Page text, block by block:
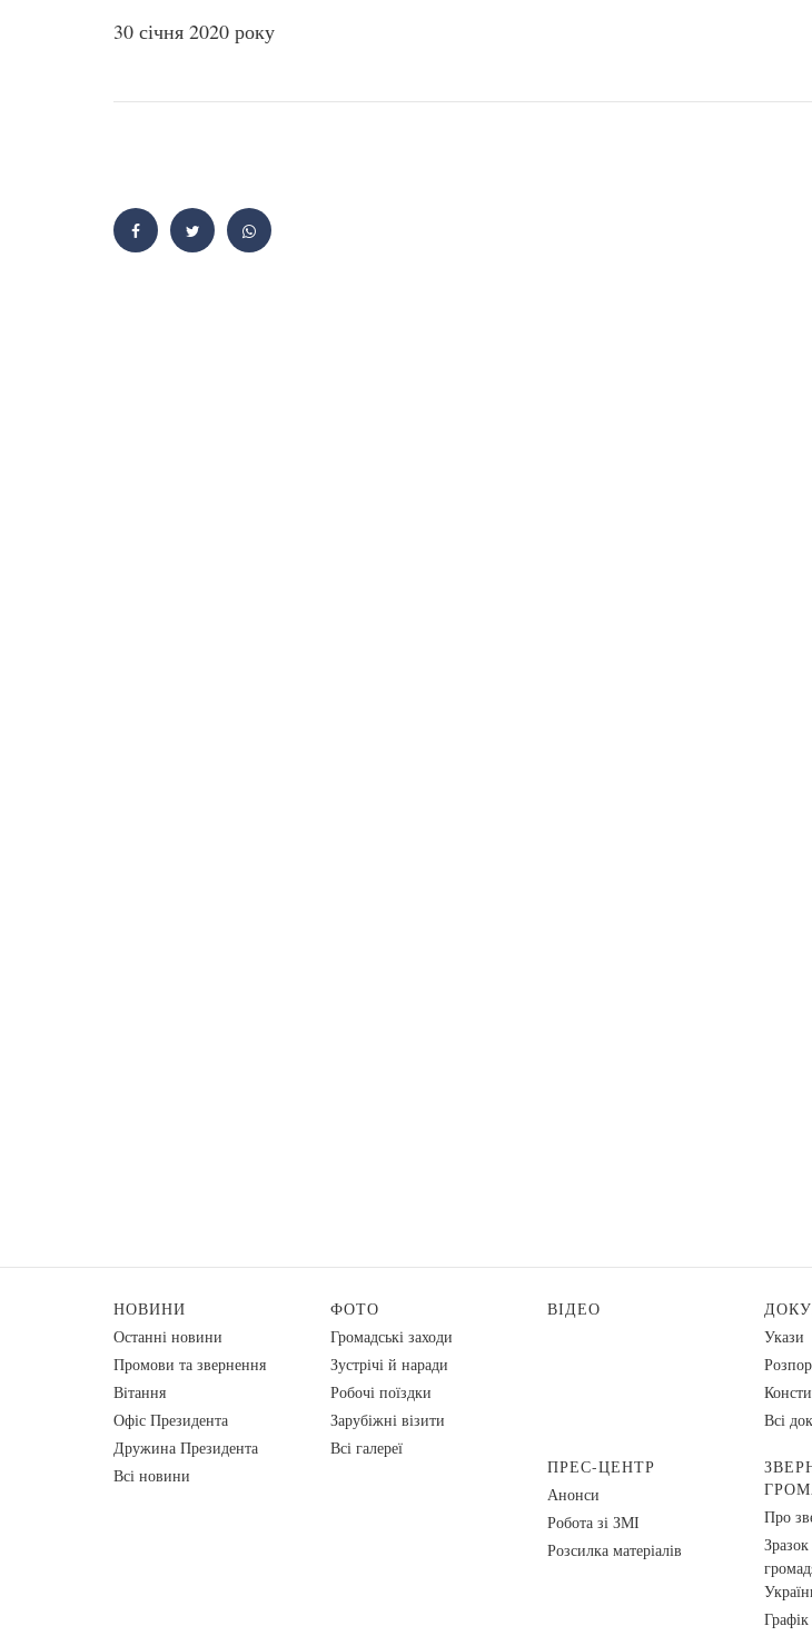
30 січня 2020 року
НОВИНИ
Останні новини
Промови та звернення
Вiтання
Офіс Президента
Дружина Президента
Всі новини
ФОТО
Громадські заходи
Зустрічі й наради
Робочі поїздки
Зарубіжні візити
Всі галереї
ВІДЕО
Укази
Всі
ПРЕС-ЦЕНТР
Анонси
Робота зі ЗМІ
Розсилка матеріалів
Про